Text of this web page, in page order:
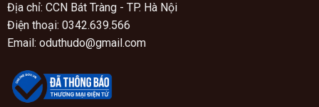
Địa chỉ: CCN Bát Tràng - TP. Hà Nội
Điện thoại: 0342.639.566
Email: oduthudo@gmail.com